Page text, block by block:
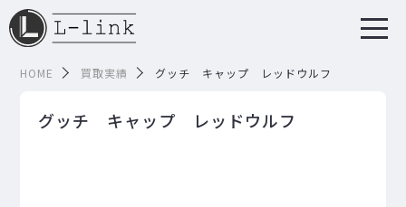
HOME 買取実績 グッチ キャップ レッドウルフ
グッチ キャップ レッドウルフ